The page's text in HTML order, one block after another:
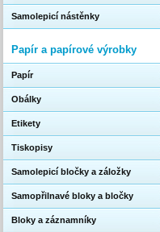
Samolepicí nástěnky
Papír a papírové výrobky
Papír
Obálky
Etikety
Tiskopisy
Samolepicí bločky a záložky
Samopřilnavé bloky a bločky
Bloky a záznamníky